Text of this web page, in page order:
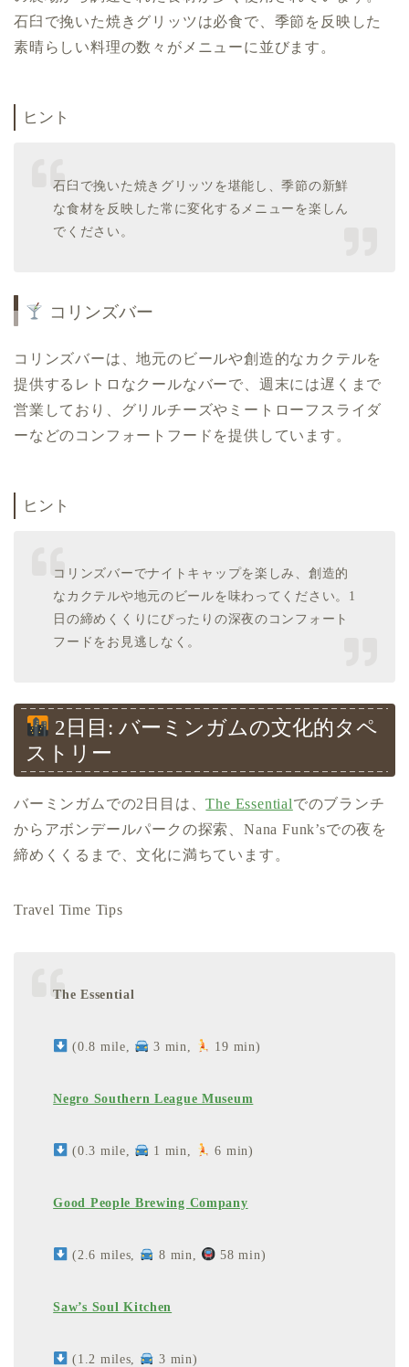
石臼で挽いた焼きグリッツは必食で、季節を反映した
素晴らしい料理の数々がメニューに並びます。
ヒント
石臼で挽いた焼きグリッツを堪能し、季節の新鮮
な食材を反映した常に変化するメニューを楽しん
でください。
コリンズバー
コリンズバーは、地元のビールや創造的なカクテルを
提供するレトロなクールなバーで、週末には遅くまで
営業しており、グリルチーズやミートローフスライダ
ーなどのコンフォートフードを提供しています。
ヒント
コリンズバーでナイトキャップを楽しみ、創造的
なカクテルや地元のビールを味わってください。1
日の締めくくりにぴったりの深夜のコンフォート
フードをお見逃しなく。
2日目: バーミンガムの文化的タペ
ストリー
バーミンガムでの2日目は、The Essentialでのブランチ
からアボンデールパークの探索、Nana Funk’sでの夜を
締めくくるまで、文化に満ちています。
Travel Time Tips
The Essential
(0.8 mile, 3 min, 19 min)
Negro Southern League Museum
(0.3 mile, 1 min, 6 min)
Good People Brewing Company
(2.6 miles, 8 min, 58 min)
Saw’s Soul Kitchen
(1.2 miles, 3 min)